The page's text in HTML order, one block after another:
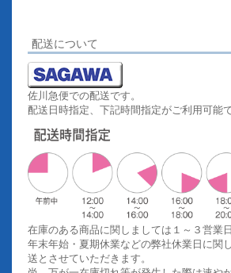
配送について
佐川急便での配送です。
配送日時指定、下記時間指定がご利用可能で
在庫のある商品に関しましては１～３営業
年末年始・夏期休業などの弊社休業日に関
送とさせていただきます。